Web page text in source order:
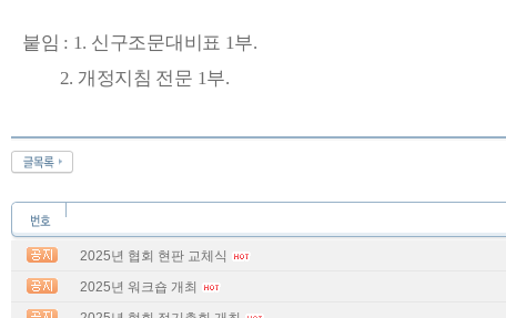
붙임 : 1. 신구조문대비표 1부.
2. 개정지침 전문 1부.
2025년 협회 현판 교체식
2025년 워크숍 개최